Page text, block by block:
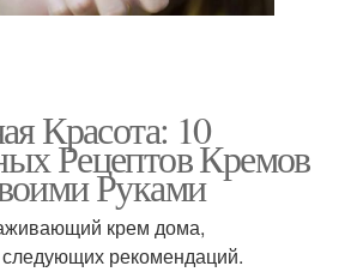
Красота: 10
Рецептов Кремов
Руками
крем дома,
рекомендаций.